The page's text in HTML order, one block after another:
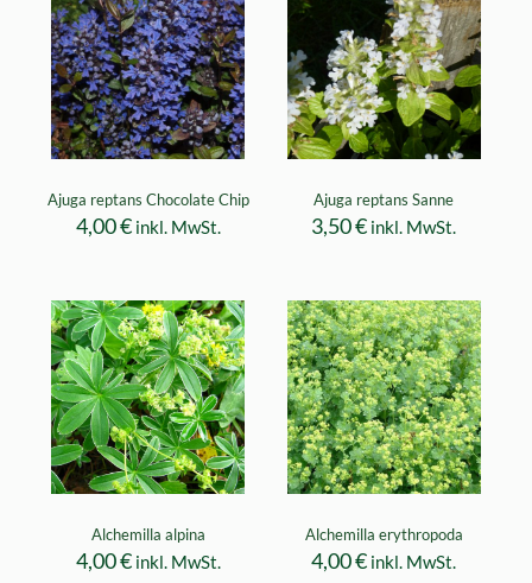
Ajuga reptans Chocolate Chip
4,00€ inkl. MwSt.
Ajuga reptans Sanne
3,50€ inkl. MwSt.
Alchemilla alpina
4,00€ inkl. MwSt.
Alchemilla erythropoda
4,00€ inkl. MwSt.